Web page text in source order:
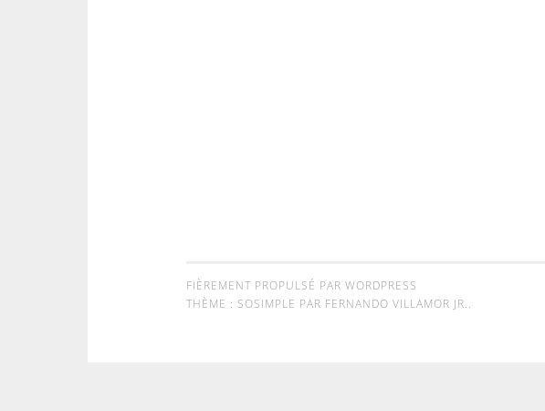
FIÈREMENT PROPULSÉ PAR WORDPRESS
THÈME : SOSIMPLE PAR FERNANDO VILLAMOR JR..